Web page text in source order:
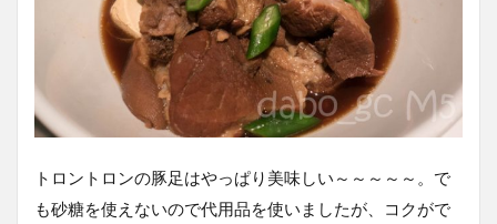
トロントロンの豚足はやっぱり美味しい～～～～～。で
も砂糖を使えないので代用品を使いましたが、コクがで